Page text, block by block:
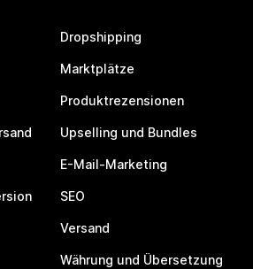
Dropshipping
Marktplätze
Produktrezensionen
Upselling und Bundles
E-Mail-Marketing
SEO
Versand
Währung und Übersetzung